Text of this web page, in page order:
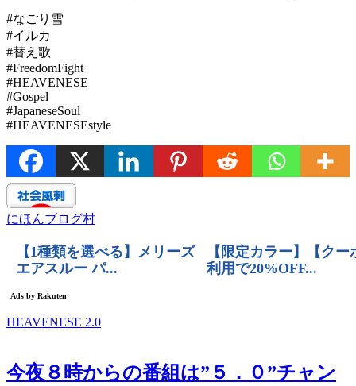
#なごり雪
#イルカ
#替え歌
#FreedomFight
#HEAVENESE
#Gospel
#JapaneseSoul
#HEAVENESEstyle
にほんブログ村
HEAVENESE 2.0
今夜８時からの番組は”５．０”チャン